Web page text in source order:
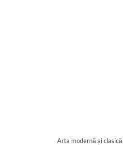
Arta modernă și